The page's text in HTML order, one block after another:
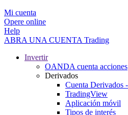
Mi cuenta
Opere online
Help
ABRA UNA CUENTA Trading
Invertir
OANDA cuenta acciones
Derivados
Cuenta Derivados
TradingView
Aplicación móvil
Tipos de interés